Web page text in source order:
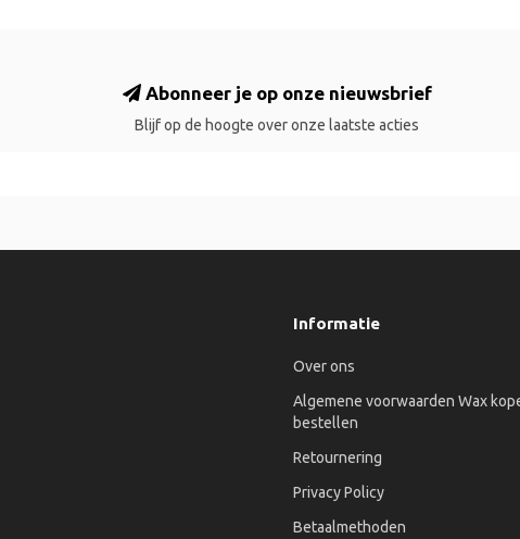
Abonneer je op onze nieuwsbrief
Blijf op de hoogte over onze laatste acties
Informatie
Over ons
Algemene voorwaarden Wax
bestellen
Retournering
Privacy Policy
Betaalmethoden